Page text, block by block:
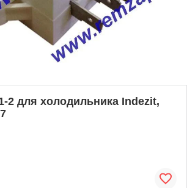
2 для холодильника Indezit,